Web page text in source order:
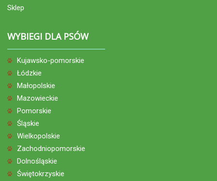
Sklep
WYBIEGI DLA PSÓW
Kujawsko-pomorskie
Łódzkie
Małopolskie
Mazowieckie
Pomorskie
Śląskie
Wielkopolskie
Zachodniopomorskie
Dolnośląskie
Świętokrzyskie